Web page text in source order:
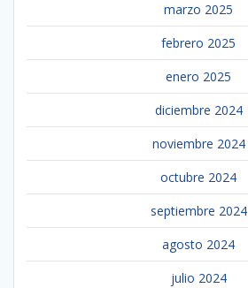
marzo 2025
febrero 2025
enero 2025
diciembre 2024
noviembre 2024
octubre 2024
septiembre 2024
agosto 2024
julio 2024